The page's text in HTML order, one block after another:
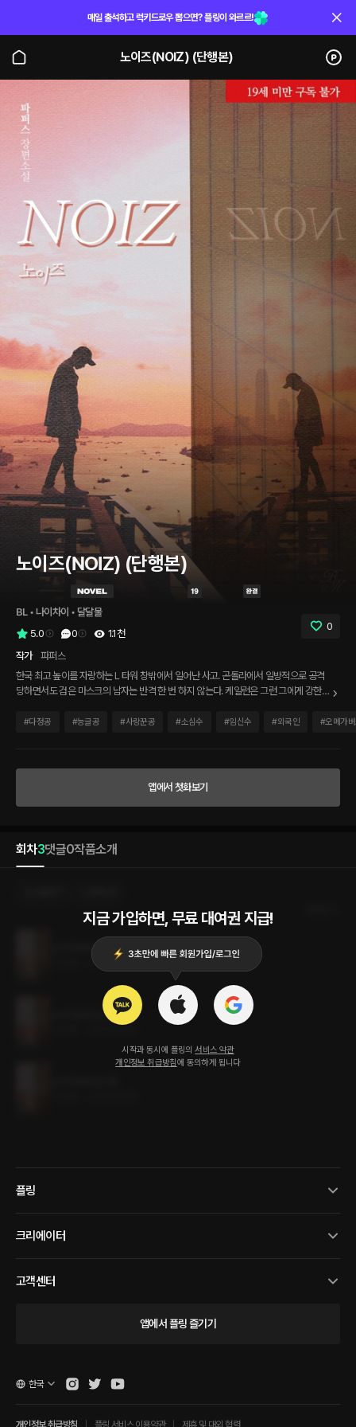
매일 출석하고 럭키드로우 뽑으면? 플링이 와르르!
노이즈(NOIZ) (단행본)
노이즈(NOIZ) (단행본)
BL • 나이차이 • 달달물
5.0
0 1.1천
0
작가
파퍼스
한국 최고 높이를 자랑하는 L 타워 창밖에서 일어난 사고. 곤돌라에서 일방적으로 공격
당하면서도 검은 마스크의 남자는 반격 한 번 하지 않는다. 케일런은 그런 그에게 강한
는 순간, 케일런은 그에게 깊은 관심을 갖는다. 얼굴의 반을 가리는 검은 마스크 아래 숨
예상치 못한 두 번의 몽정 후에 자괴감에 젖어 있던 케일런은 71층 창밖에서 행복하게
#다정공 #능글공 #사랑꾼공 #소심수 #임신수 #외국인 #오메가
앱에서 첫화보기
회차3댓글0작품소개
지금 가입하면, 무료 대여권 지급!
시작과 동시에 플링의 서비스 약관
개인정보 취급방침에 동의하게 됩니다
노이즈(NOIZ) 3권 (완결)
2023.06.05
노이즈(NOIZ) 2권
플링
크리에이터
고객센터
앱에서 플링 즐기기
개인정보 취급방침 플링 서비스 이용약관 제휴 및 대외 협력
한국